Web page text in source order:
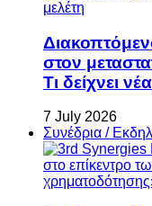
στον
Τι δείχνει
7 July 2026
Συνέδρια /